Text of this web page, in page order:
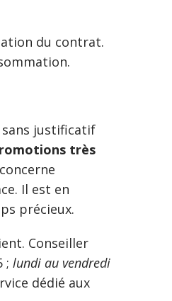
du contrat.
sans justificatif
très
Il est en
précieux.
Conseiller
; lundi au vendredi
dédié aux